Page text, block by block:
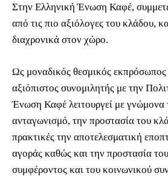
Στην Ελληνική Ένωση Καφέ,
από τις πιο αξιόλογες του κλάδου,
διαχρονικά στον χώρο.
Ως μοναδικός θεσμικός
αξιόπιστος συνομιλητής με την
Ένωση Καφέ λειτουργεί με γνώμονα
ανταγωνισμό, την προστασία του
πρακτικές την αποτελεσματική
αγοράς καθώς και την προστασία
συμφέροντος και του κοινωνικού